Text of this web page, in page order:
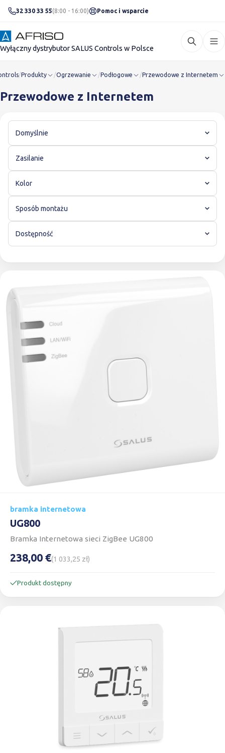
32 330 33 55(8:00 - 16:00) Pomoc i wsparcie
Wyłączny dystrybutor SALUS Controls w Polsce
/ Produkty /Ogrzewanie / Podłogowe / Przewodowe z Internetem
Przewodowe z Internetem
Domyślnie
Zasilanie
Kolor
Sposób montażu
Dostępność
bramka internetowa
UG800
Bramka Internetowa sieci ZigBee UG800
238,00 €(1 033,25 zł)
Produkt dostępny